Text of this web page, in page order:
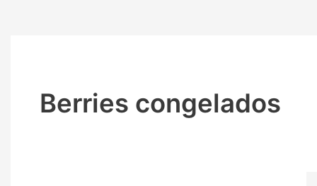
Berries congelados